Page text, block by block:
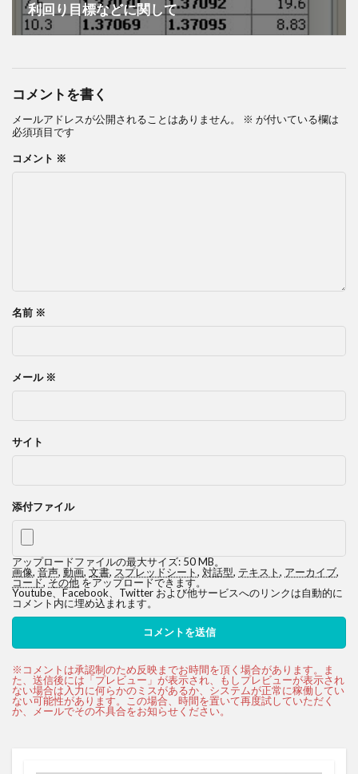
利回り目標などに関して
コメントを書く
メールアドレスが公開されることはありません。 ※ が付いている欄は
必須項目です
コメント ※
名前 ※
メール ※
サイト
添付ファイル
アップロードファイルの最大サイズ: 50 MB。
画像, 音声, 動画, 文書, スプレッドシート, 対話型, テキスト, アーカイブ,
コード,その他をアップロードできます。
Youtube、Facebook、Twitter および他サービスへのリンクは自動的に
コメント内に埋め込まれます。